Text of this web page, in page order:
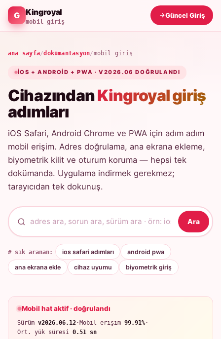
Kingroyal
mobil giriş
Güncel Giriş
ana sayfa/dokümantasyon/mobil giriş
IOS + ANDROID + PWA · V2026.06 DOĞRULANDI
CihazındanKingroyal giriş
adımları
iOS Safari, Android Chrome ve PWA için adım adım
mobil erişim. Adres doğrulama, ana ekrana ekleme,
biyometrik kilit ve oturum koruma — hepsi tek
dokümanda. Uygulama indirmek gerekmez;
tarayıcıdan tek dokunuş.
Ara
# sık aranan: ios safari adımları android pwa
ana ekrana ekle cihaz uyumu biyometrik giriş
Mobil hat aktif · doğrulandı
Sürüm v2026.06.12·Mobil erişim 99.91%·
Ort. yük süresi 0.51 sn